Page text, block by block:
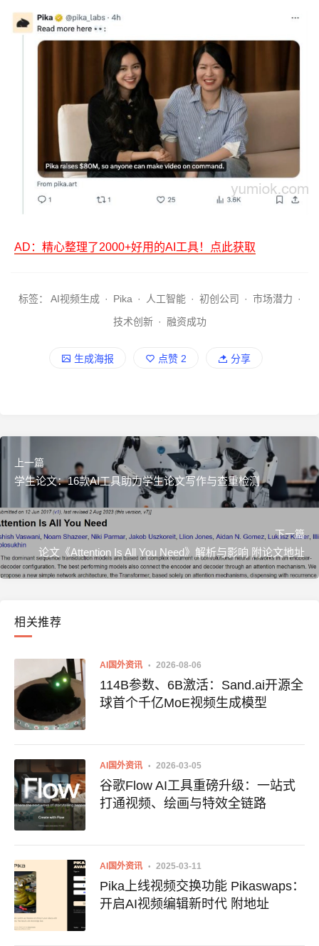
AD：精心整理了2000+好用的AI工具！点此获取
标签： AI视频生成 · Pika · 人工智能 · 初创公司 · 市场潜力 ·
技术创新 · 融资成功
生成海报 点赞 2 分享
上一篇
学生论文：16款AI工具助力学生论文写作与查重检测
下一篇
论文《Attention Is All You Need》解析与影响 附论文地址
相关推荐
AI国外资讯 2026-08-06
114B参数、6B激活：Sand.ai开源全
球首个千亿MoE视频生成模型
AI国外资讯 2026-03-05
谷歌Flow AI工具重磅升级：一站式
打通视频、绘画与特效全链路
AI国外资讯 2025-03-11
Pika上线视频交换功能 Pikaswaps：
开启AI视频编辑新时代 附地址